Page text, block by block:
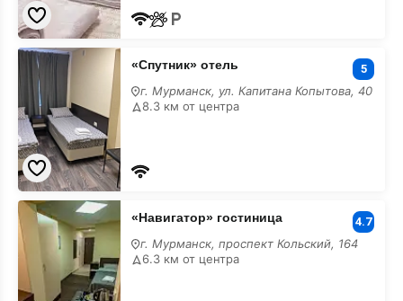
«Спутник»
отель
«Спутник» отель 5
г. Мурманск, ул. Капитана Копытова, 40
8.3 км от центра
«Навигатор»
гостиница
«Навигатор» гостиница 4.7
г. Мурманск, проспект Кольский, 164
6.3 км от центра